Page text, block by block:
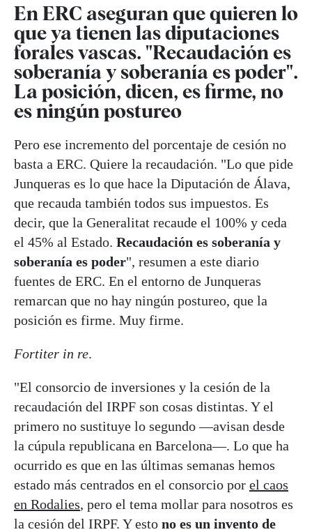
En ERC aseguran que quieren lo
que ya tienen las diputaciones
forales vascas. "Recaudación es
soberanía y soberanía es poder".
La posición, dicen, es firme, no
es ningún postureo
Pero ese incremento del porcentaje de cesión no
basta a ERC. Quiere la recaudación. "Lo que pide
Junqueras es lo que hace la Diputación de Álava,
que recauda también todos sus impuestos. Es
decir, que la Generalitat recaude el 100% y ceda
el 45% al Estado. Recaudación es soberanía y
soberanía es poder", resumen a este diario
fuentes de ERC. En el entorno de Junqueras
remarcan que no hay ningún postureo, que la
posición es firme. Muy firme.
Fortiter in re.
"El consorcio de inversiones y la cesión de la
recaudación del IRPF son cosas distintas. Y el
primero no sustituye lo segundo —avisan desde
la cúpula republicana en Barcelona—. Lo que ha
ocurrido es que en las últimas semanas hemos
estado más centrados en el consorcio por el caos
en Rodalies, pero el tema mollar para nosotros es
la cesión del IRPF. Y esto no es un invento de